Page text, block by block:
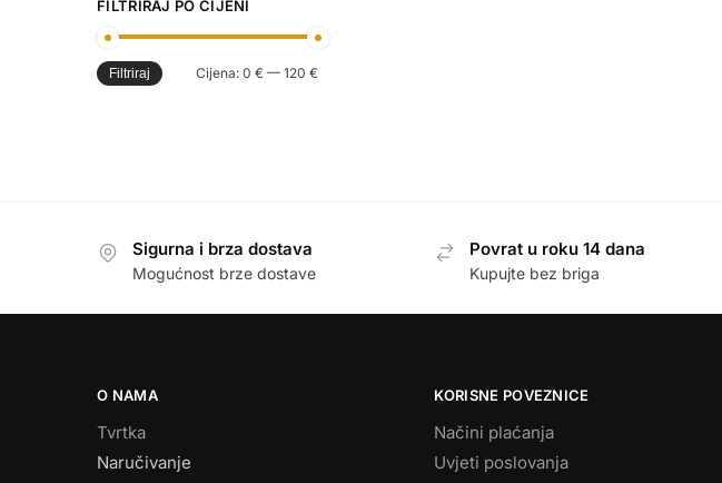
FILTRIRAJ PO CIJENI
Filtriraj Cijena: 0 € — 120 €
Sigurna i brza dostava
Mogućnost brze dostave
Povrat u roku 14 dana
Kupujte bez briga
O NAMA
Tvrtka
Naručivanje
KORISNE POVEZNICE
Načini plaćanja
Uvjeti poslovanja